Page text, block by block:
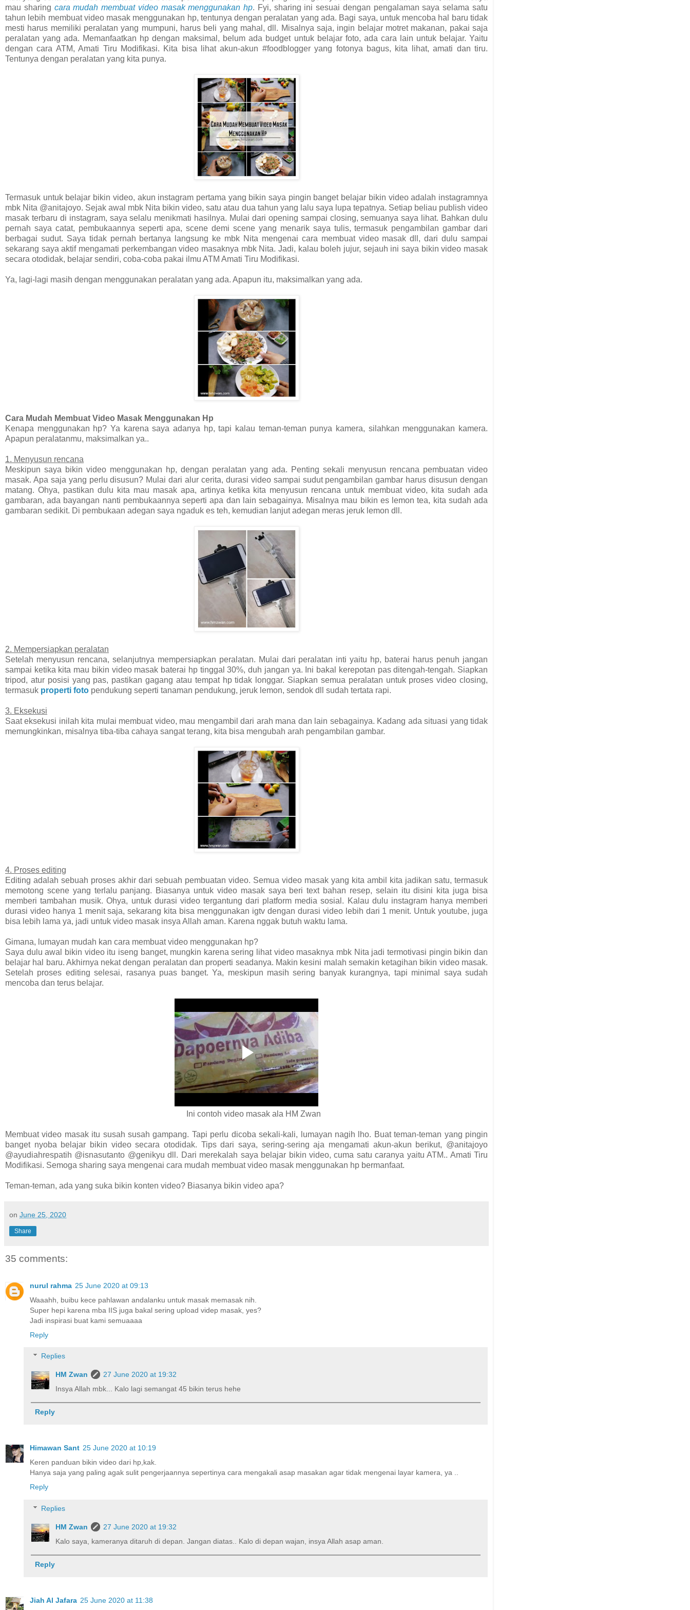
mau sharing cara mudah membuat video masak menggunakan hp. Fyi, sharing ini sesuai dengan pengalaman saya selama satu
tahun lebih membuat video masak menggunakan hp, tentunya dengan peralatan yang ada. Bagi saya, untuk mencoba hal baru tidak
mesti harus memiliki peralatan yang mumpuni, harus beli yang mahal, dll. Misalnya saja, ingin belajar motret makanan, pakai saja
peralatan yang ada. Memanfaatkan hp dengan maksimal, belum ada budget untuk belajar foto, ada cara lain untuk belajar. Yaitu
dengan cara ATM, Amati Tiru Modifikasi. Kita bisa lihat akun-akun #foodblogger yang fotonya bagus, kita lihat, amati dan tiru.
Tentunya dengan peralatan yang kita punya.
Termasuk untuk belajar bikin video, akun instagram pertama yang bikin saya pingin banget belajar bikin video adalah instagramnya
mbk Nita @anitajoyo. Sejak awal mbk Nita bikin video, satu atau dua tahun yang lalu saya lupa tepatnya. Setiap beliau publish video
masak terbaru di instagram, saya selalu menikmati hasilnya. Mulai dari opening sampai closing, semuanya saya lihat. Bahkan dulu
pernah saya catat, pembukaannya seperti apa, scene demi scene yang menarik saya tulis, termasuk pengambilan gambar dari
berbagai sudut. Saya tidak pernah bertanya langsung ke mbk Nita mengenai cara membuat video masak dll, dari dulu sampai
sekarang saya aktif mengamati perkembangan video masaknya mbk Nita. Jadi, kalau boleh jujur, sejauh ini saya bikin video masak
secara otodidak, belajar sendiri, coba-coba pakai ilmu ATM Amati Tiru Modifikasi.
Ya, lagi-lagi masih dengan menggunakan peralatan yang ada. Apapun itu, maksimalkan yang ada.
Cara Mudah Membuat Video Masak Menggunakan Hp
Kenapa menggunakan hp? Ya karena saya adanya hp, tapi kalau teman-teman punya kamera, silahkan menggunakan kamera.
Apapun peralatanmu, maksimalkan ya..
1. Menyusun rencana
Meskipun saya bikin video menggunakan hp, dengan peralatan yang ada. Penting sekali menyusun rencana pembuatan video
masak. Apa saja yang perlu disusun? Mulai dari alur cerita, durasi video sampai sudut pengambilan gambar harus disusun dengan
matang. Ohya, pastikan dulu kita mau masak apa, artinya ketika kita menyusun rencana untuk membuat video, kita sudah ada
gambaran, ada bayangan nanti pembukaannya seperti apa dan lain sebagainya. Misalnya mau bikin es lemon tea, kita sudah ada
gambaran sedikit. Di pembukaan adegan saya ngaduk es teh, kemudian lanjut adegan meras jeruk lemon dll.
2. Mempersiapkan peralatan
Setelah menyusun rencana, selanjutnya mempersiapkan peralatan. Mulai dari peralatan inti yaitu hp, baterai harus penuh jangan
sampai ketika kita mau bikin video masak baterai hp tinggal 30%, duh jangan ya. Ini bakal kerepotan pas ditengah-tengah. Siapkan
tripod, atur posisi yang pas, pastikan gagang atau tempat hp tidak longgar. Siapkan semua peralatan untuk proses video closing,
termasuk properti foto pendukung seperti tanaman pendukung, jeruk lemon, sendok dll sudah tertata rapi.
3. Eksekusi
Saat eksekusi inilah kita mulai membuat video, mau mengambil dari arah mana dan lain sebagainya. Kadang ada situasi yang tidak
memungkinkan, misalnya tiba-tiba cahaya sangat terang, kita bisa mengubah arah pengambilan gambar.
4. Proses editing
Editing adalah sebuah proses akhir dari sebuah pembuatan video. Semua video masak yang kita ambil kita jadikan satu, termasuk
memotong scene yang terlalu panjang. Biasanya untuk video masak saya beri text bahan resep, selain itu disini kita juga bisa
memberi tambahan musik. Ohya, untuk durasi video tergantung dari platform media sosial. Kalau dulu instagram hanya memberi
durasi video hanya 1 menit saja, sekarang kita bisa menggunakan igtv dengan durasi video lebih dari 1 menit. Untuk youtube, juga
bisa lebih lama ya, jadi untuk video masak insya Allah aman. Karena nggak butuh waktu lama.
Gimana, lumayan mudah kan cara membuat video menggunakan hp?
Saya dulu awal bikin video itu iseng banget, mungkin karena sering lihat video masaknya mbk Nita jadi termotivasi pingin bikin dan
belajar hal baru. Akhirnya nekat dengan peralatan dan properti seadanya. Makin kesini malah semakin ketagihan bikin video masak.
Setelah proses editing selesai, rasanya puas banget. Ya, meskipun masih sering banyak kurangnya, tapi minimal saya sudah
mencoba dan terus belajar.
Ini contoh video masak ala HM Zwan
Membuat video masak itu susah susah gampang. Tapi perlu dicoba sekali-kali, lumayan nagih lho. Buat teman-teman yang pingin
banget nyoba belajar bikin video secara otodidak. Tips dari saya, sering-sering aja mengamati akun-akun berikut, @anitajoyo
@ayudiahrespatih @isnasutanto @genikyu dll. Dari merekalah saya belajar bikin video, cuma satu caranya yaitu ATM.. Amati Tiru
Modifikasi. Semoga sharing saya mengenai cara mudah membuat video masak menggunakan hp bermanfaat.
Teman-teman, ada yang suka bikin konten video? Biasanya bikin video apa?
on June 25, 2020
Share
35 comments:
nurul rahma 25 June 2020 at 09:13
Waaahh, buibu kece pahlawan andalanku untuk masak memasak nih.
Super hepi karena mba IIS juga bakal sering upload videp masak, yes?
Jadi inspirasi buat kami semuaaaa
Reply
Replies
HM Zwan
27 June 2020 at 19:32
Insya Allah mbk... Kalo lagi semangat 45 bikin terus hehe
Reply
Himawan Sant 25 June 2020 at 10:19
Keren panduan bikin video dari hp,kak.
Hanya saja yang paling agak sulit pengerjaannya sepertinya cara mengakali asap masakan agar tidak mengenai layar kamera, ya ..
Reply
Replies
HM Zwan
27 June 2020 at 19:32
Kalo saya, kameranya ditaruh di depan. Jangan diatas.. Kalo di depan wajan, insya Allah asap aman.
Reply
Jiah Al Jafara 25 June 2020 at 11:38